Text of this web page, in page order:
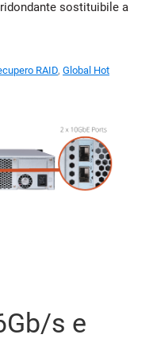
sostituibile a
RAID, Global Hot
s e